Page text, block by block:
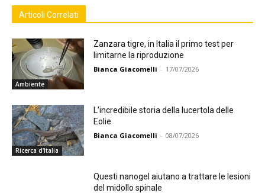
Articoli Correlati
Ambiente
Zanzara tigre, in Italia il primo test per
limitarne la riproduzione
Bianca Giacomelli - 17/07/2026
Ricerca d'Italia
L’incredibile storia della lucertola delle
Eolie
Bianca Giacomelli - 08/07/2026
Questi nanogel aiutano a trattare le lesioni
del midollo spinale